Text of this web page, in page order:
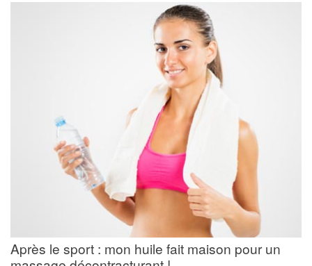
Après le sport : mon huile fait maison pour un